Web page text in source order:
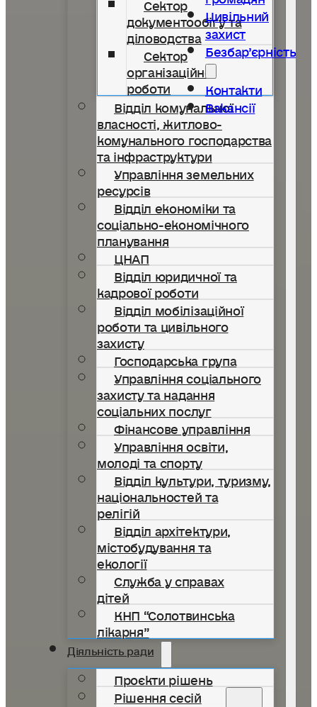
документообігу та
діловодства
Сектор
організаційної
роботи
Відділ комунальної
власності, житлово-
комунального господарства
та інфраструктури
Управління земельних
ресурсів
Відділ економіки та
соціально-економічного
планування
ЦНАП
Відділ юридичної та
кадрової роботи
Відділ мобілізаційної
роботи та цивільного
захисту
Господарська група
Управління соціального
захисту та надання
соціальних послуг
Фінансове управління
Управління освіти,
молоді та спорту
Відділ культури, туризму,
національностей та
релігій
Відділ архітектури,
містобудування та
екології
Служба у справах
дітей
КНП “Солотвинська
лікарня”
Діяльність ради
Проєкти рішень
Рішення сесій
Цивільний
захист
Безбар’єрність
Контакти
Вакансії